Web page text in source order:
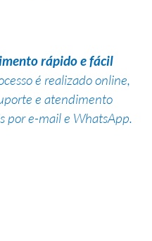
rápido e fácil
é realizado online,
e atendimento
por e-mail e WhatsApp.